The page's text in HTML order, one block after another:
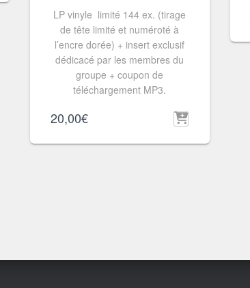
LP vinyle limité 144 ex. (tirage
de tête limité et numéroté à
l’encre dorée) + insert exclusif
dédicacé par les membres du
groupe + coupon de
téléchargement MP3.
20,00€